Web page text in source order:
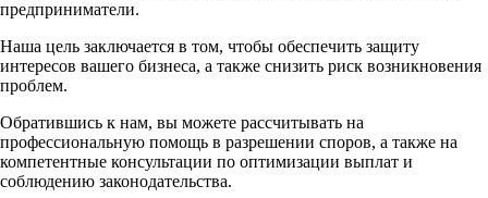
предприниматели.
Наша цель заключается в том, чтобы обеспечить защиту
интересов вашего бизнеса, а также снизить риск возникновения
проблем.
Обратившись к нам, вы можете рассчитывать на
профессиональную помощь в разрешении споров, а также на
компетентные консультации по оптимизации выплат и
соблюдению законодательства.